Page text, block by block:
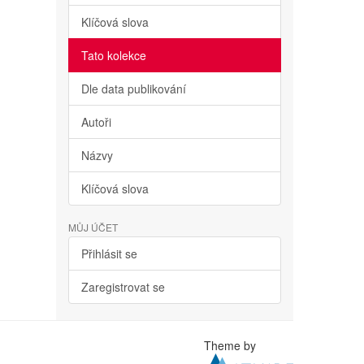
Klíčová slova
Tato kolekce
Dle data publikování
Autoři
Názvy
Klíčová slova
MŮJ ÚČET
Přihlásit se
Zaregistrovat se
Theme by